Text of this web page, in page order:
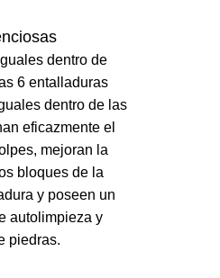
dentro de
6 entalladuras
dentro de las
eficazmente el
mejoran la
bloques de la
y poseen un
autolimpieza y
piedras.